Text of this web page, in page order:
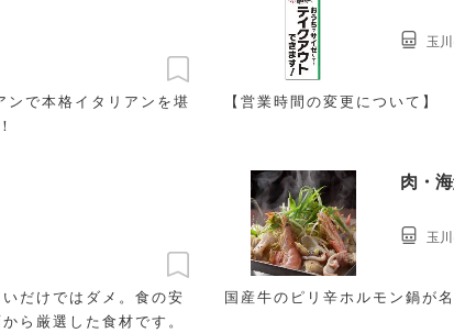
で本格イタリアンを堪
【営業時間の変更について】
玉
だけではダメ。食の安
ら厳選した食材です。
肉・
国産牛のピリ辛ホルモン鍋が
玉